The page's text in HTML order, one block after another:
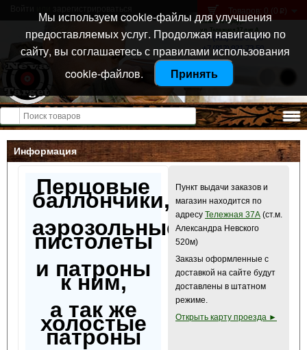
Санкт-Петербург
ул. Тележная 37 лит А
+7 (911) 021-04-08
+7 (812) 921-73-50
Товаров: 0 (0 p )
Открыть меню
Информация
Перцовые
баллончики,
аэрозольные
пистолеты
и патроны
к ним,
а так же
холостые
патроны
Пункт выдачи заказов и
магазин находится по
адресу Тележная 37А (ст.м.
Александра Невского
520м)
Заказы оформленные с
доставкой на сайте будут
доставлены в штатном
режиме.
Открыть карту проезда ►
Мы используем cookie-файлы для улучшения
предоставляемых услуг. Продолжая навигацию по
сайту, вы соглашаетесь с правилами использования
cookie-файлов.
Принять